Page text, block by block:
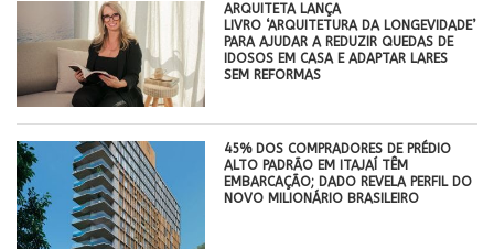
ARQUITETA LANÇA
LIVRO ‘ARQUITETURA DA LONGEVIDADE’
PARA AJUDAR A REDUZIR QUEDAS DE
IDOSOS EM CASA E ADAPTAR LARES
SEM REFORMAS
45% DOS COMPRADORES DE PRÉDIO
ALTO PADRÃO EM ITAJAÍ TÊM
EMBARCAÇÃO; DADO REVELA PERFIL DO
NOVO MILIONÁRIO BRASILEIRO